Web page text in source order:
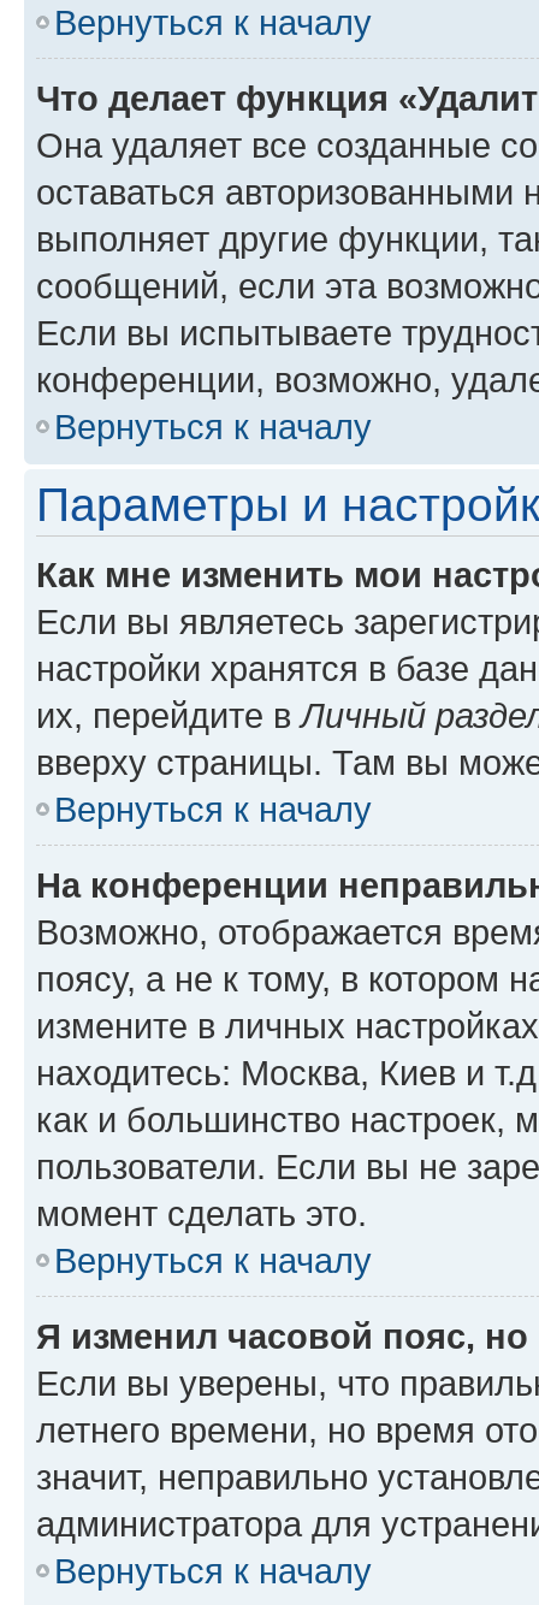
Вернуться к началу
Что делает функция
Она удаляет все созданные
оставаться авторизованными
выполняет другие функции,
сообщений, если эта
Если вы испытываете
конференции, возможно,
Вернуться к началу
Параметры и
Как мне изменить мои
Если вы являетесь
настройки хранятся в базе
их, перейдите вЛичный
вверху страницы. Там вы
Вернуться к началу
На конференции
Возможно, отображается
поясу, а не к тому, в котором
измените в личных
находитесь: Москва, Киев и
как и большинство настроек,
пользователи. Если вы не
момент сделать это.
Вернуться к началу
Я изменил часовой пояс,
Если вы уверены, что
летнего времени, но время
значит, неправильно
администратора для
Вернуться к началу